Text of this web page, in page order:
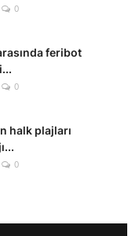
0
feribot
0
halk plajları
0